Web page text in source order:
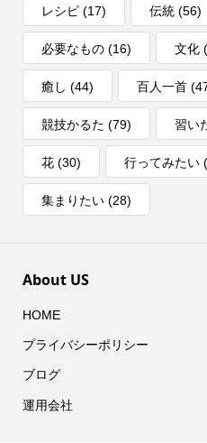
レシピ(17) 伝統(56)
必要なもの(16) 文化
癒し (44) 百人一首
競技かるた (79) 習い
花(30) 行ってみたい
集まりたい(28)
About US
HOME
プライバシーポリシー
ブログ
運用会社